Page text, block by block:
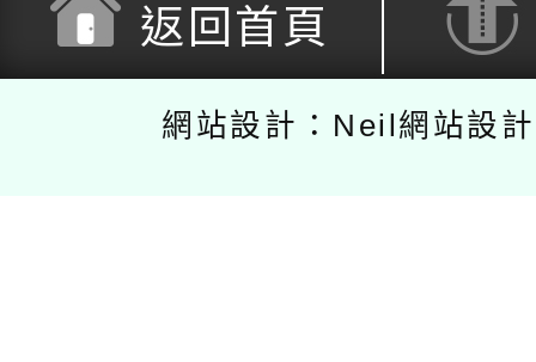
返回首頁
網站設計：Neil網站設